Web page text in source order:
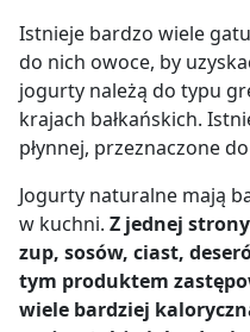
Istnieje bardzo wiele
do nich owoce, by
jogurty należą do typu
krajach bałkańskich.
płynnej, przeznaczone
Jogurty naturalne mają
w kuchni. Z jednej
zup, sosów, ciast,
tym produktem
wiele bardziej